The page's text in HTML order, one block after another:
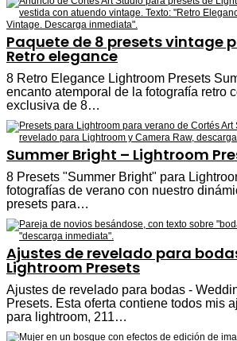
Paquete de 8 presets vintage
Retro elegance
8 Retro Elegance Lightroom Presets
encanto atemporal de la fotografía retro
exclusiva de 8…
Summer Bright – Lightroom
8 Presets "Summer Bright" para
fotografías de verano con nuestro
presets para…
Ajustes de revelado para
Lightroom Presets
Ajustes de revelado para bodas -
Presets. Esta oferta contiene todos mis
para lightroom, 211…